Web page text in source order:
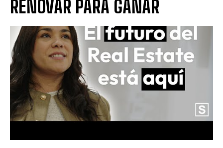
RENOVAR PARA GANAR